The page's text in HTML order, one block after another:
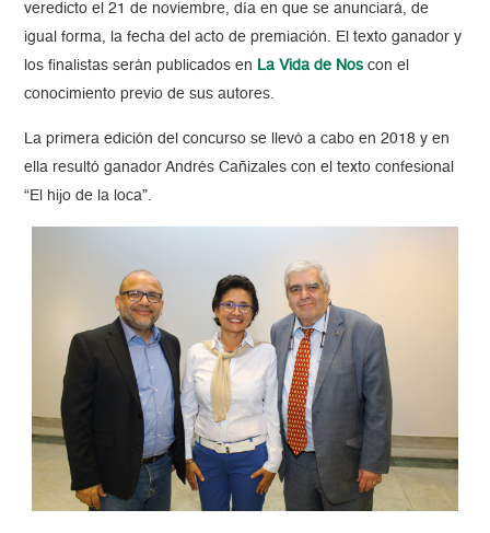
veredicto el 21 de noviembre, día en que se anunciará, de
igual forma, la fecha del acto de premiación. El texto ganador y
los finalistas serán publicados en La Vida de Nos con el
conocimiento previo de sus autores.
La primera edición del concurso se llevó a cabo en 2018 y en
ella resultó ganador Andrés Cañizales con el texto confesional
“El hijo de la loca”.